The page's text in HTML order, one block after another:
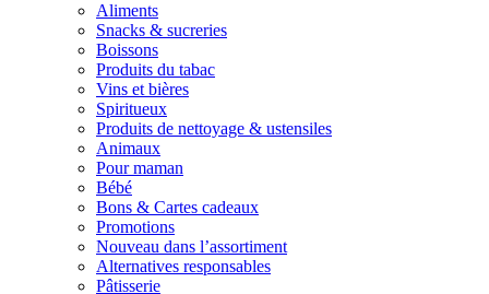
Aliments
Snacks & sucreries
Boissons
Produits du tabac
Vins et bières
Spiritueux
Produits de nettoyage & ustensiles
Animaux
Pour maman
Bébé
Bons & Cartes cadeaux
Promotions
Nouveau dans l’assortiment
Alternatives responsables
Pâtisserie